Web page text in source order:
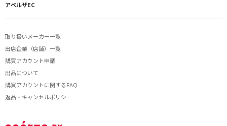
アペルザEC
取り扱いメーカー一覧
出店企業（店舗）一覧
購買アカウント申請
出品について
購買アカウントに関するFAQ
返品・キャンセルポリシー